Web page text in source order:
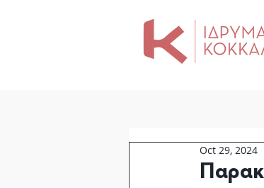
Oct 29, 2024